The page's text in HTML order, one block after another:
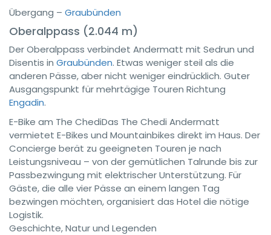
Übergang – Graubünden
Oberalppass (2.044 m)
Der Oberalppass verbindet Andermatt mit Sedrun und
Disentis in Graubünden. Etwas weniger steil als die
anderen Pässe, aber nicht weniger eindrücklich. Guter
Ausgangspunkt für mehrtägige Touren Richtung
Engadin.
E-Bike am The ChediDas The Chedi Andermatt
vermietet E-Bikes und Mountainbikes direkt im Haus. Der
Concierge berät zu geeigneten Touren je nach
Leistungsniveau – von der gemütlichen Talrunde bis zur
Passbezwingung mit elektrischer Unterstützung. Für
Gäste, die alle vier Pässe an einem langen Tag
bezwingen möchten, organisiert das Hotel die nötige
Logistik.
Geschichte, Natur und Legenden